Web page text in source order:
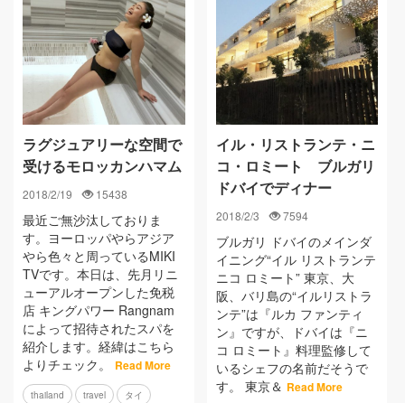
ラグジュアリーな空間で
受けるモロッカンハマム
2018/2/19 15438
最近ご無沙汰しておりま
す。ヨーロッパやらアジア
やら色々と周っているMIKI
TVです。本日は、先月リニ
ューアルオープンした免税
店 キングパワー Rangnam
によって招待されたスパを
紹介します。経緯はこちら
よりチェック。
Read More
thailand travel タイ
イル・リストランテ・ニ
コ・ロミート ブルガリ
ドバイでディナー
2018/2/3 7594
ブルガリ ドバイのメインダ
イニング“イル リストランテ
ニコ ロミート” 東京、大
阪、バリ島の“イルリストラ
ンテ”は『ルカ ファンティ
ン』ですが、ドバイは『ニ
コ ロミート』料理監修して
いるシェフの名前だそうで
す。 東京＆ Read More